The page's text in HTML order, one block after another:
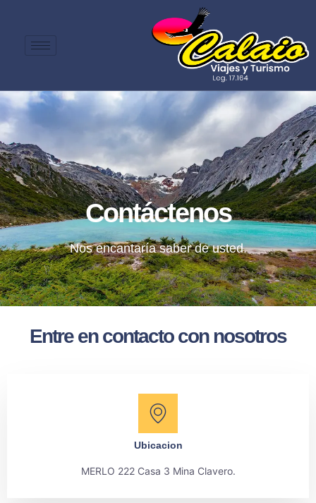
Contáctenos
Nos encantaría saber de usted.
Entre en contacto con nosotros
Ubicacion
MERLO 222 Casa 3 Mina Clavero.